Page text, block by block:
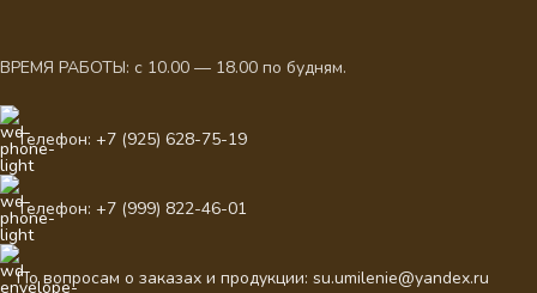
ВРЕМЯ РАБОТЫ: с 10.00 — 18.00 по будням.
Телефон: +7 (925) 628-75-19
Телефон: +7 (999) 822-46-01
По вопросам о заказах и продукции: su.umilenie@yandex.ru